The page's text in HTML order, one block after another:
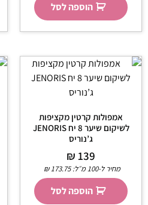
הוספה לסל
אמפולות קרטין מקציפות
לשיקום שיער 8 יח JENORIS
ג’נוריס
₪139
מחיר ל-100 מ״ל: ₪173.75
הוספה לסל